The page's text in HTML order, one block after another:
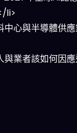
li>
心與半導體供
業者該如何因應